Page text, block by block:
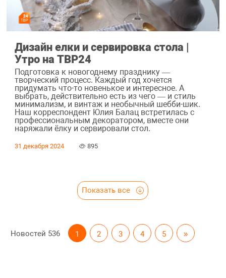
Дизайн елки и сервировка стола |
Утро на ТВР24
Подготовка к новогоднему празднику —
творческий процесс. Каждый год хочется
придумать что-то новенькое и интересное. А
выбрать, действительно есть из чего — и стиль
минимализм, и винтаж и необычный шебби-шик.
Наш корреспондент Юлия Балац встретилась с
профессиональным декоратором, вместе они
наряжали ёлку и сервировали стол.
31 декабря 2024 895
Показать все
Новостей 536 1 2 3 4 5 »